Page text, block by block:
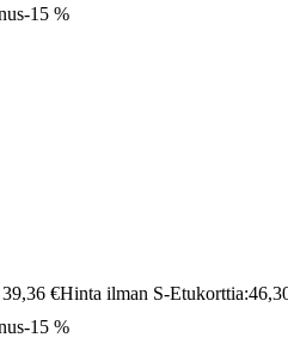
-15 %
39,36 €Hinta ilman S-Etukorttia:
-15 %